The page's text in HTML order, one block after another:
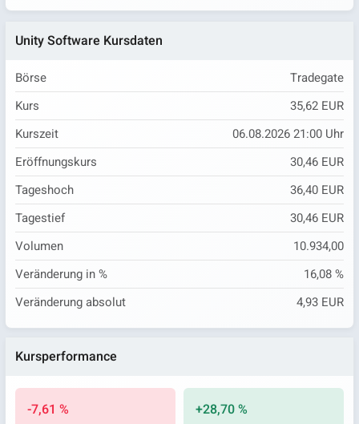
Unity Software Kursdaten
Börse
Tradegate
Kurs
35,62 EUR
Kurszeit
06.08.2026 21:00 Uhr
Eröffnungskurs
30,46 EUR
Tageshoch
36,40 EUR
Tagestief
30,46 EUR
Volumen
10.934,00
Veränderung in %
16,08 %
Veränderung absolut
4,93 EUR
Kursperformance
-7,61 % +28,70 %